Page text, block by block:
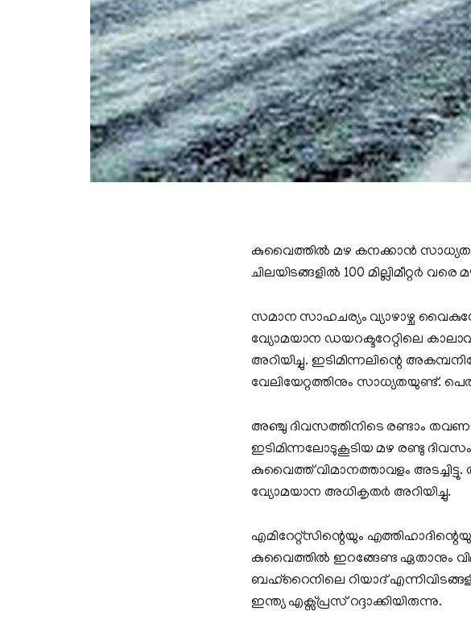
കുവൈത്തിൽ മഴ കനക്കാൻ
ചിലയിടങ്ങളിൽ 100 മില്ലിമീറ്റർ വരെ
സമാന സാഹചര്യം വ്യാഴാഴ്ച
വ്യോമയാന ഡയറക്ടറേറ്റിലെ
അറിയിച്ചു. ഇടിമിന്നലിന്റെ
വേലിയേറ്റത്തിനും സാധ്യതയുണ്ട്.
അഞ്ചു ദിവസത്തിനിടെ രണ്ടാം
ഇടിമിന്നലോടുകൂടിയ മഴ രണ്ടു
കുവൈത്ത് വിമാനത്താവളം അടച്ചിട്ടു.
വ്യോമയാന അധികൃതർ അറിയിച്ചു.
എമിറേറ്റ്സിന്റെയും
കുവൈത്തിൽ ഇറങ്ങേണ്ട ഏതാനും
ബഹ്റൈനിലെ റിയാദ്
ഇന്ത്യ എക്സ്പ്രസ് റദ്ദാക്കിയിരുന്നു.